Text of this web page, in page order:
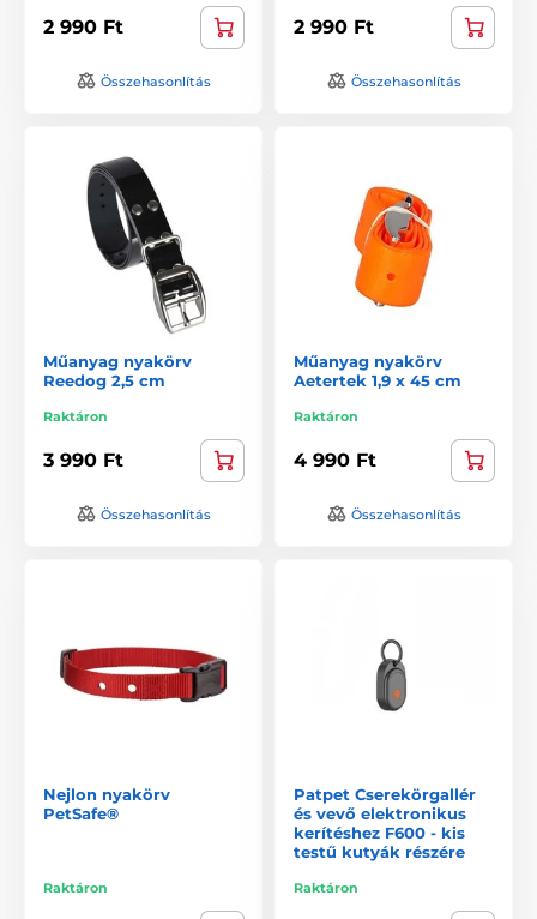
2 990 Ft
Összehasonlítás
2 990 Ft
Összehasonlítás
Műanyag nyakörv
Reedog 2,5 cm
Raktáron
3 990 Ft
Összehasonlítás
Műanyag nyakörv
Aetertek 1,9 x 45 cm
Raktáron
4 990 Ft
Összehasonlítás
Nejlon nyakörv
PetSafe®
Raktáron
Patpet Cserekörgallér
és vevő elektronikus
kerítéshez F600 - kis
testű kutyák részére
Raktáron